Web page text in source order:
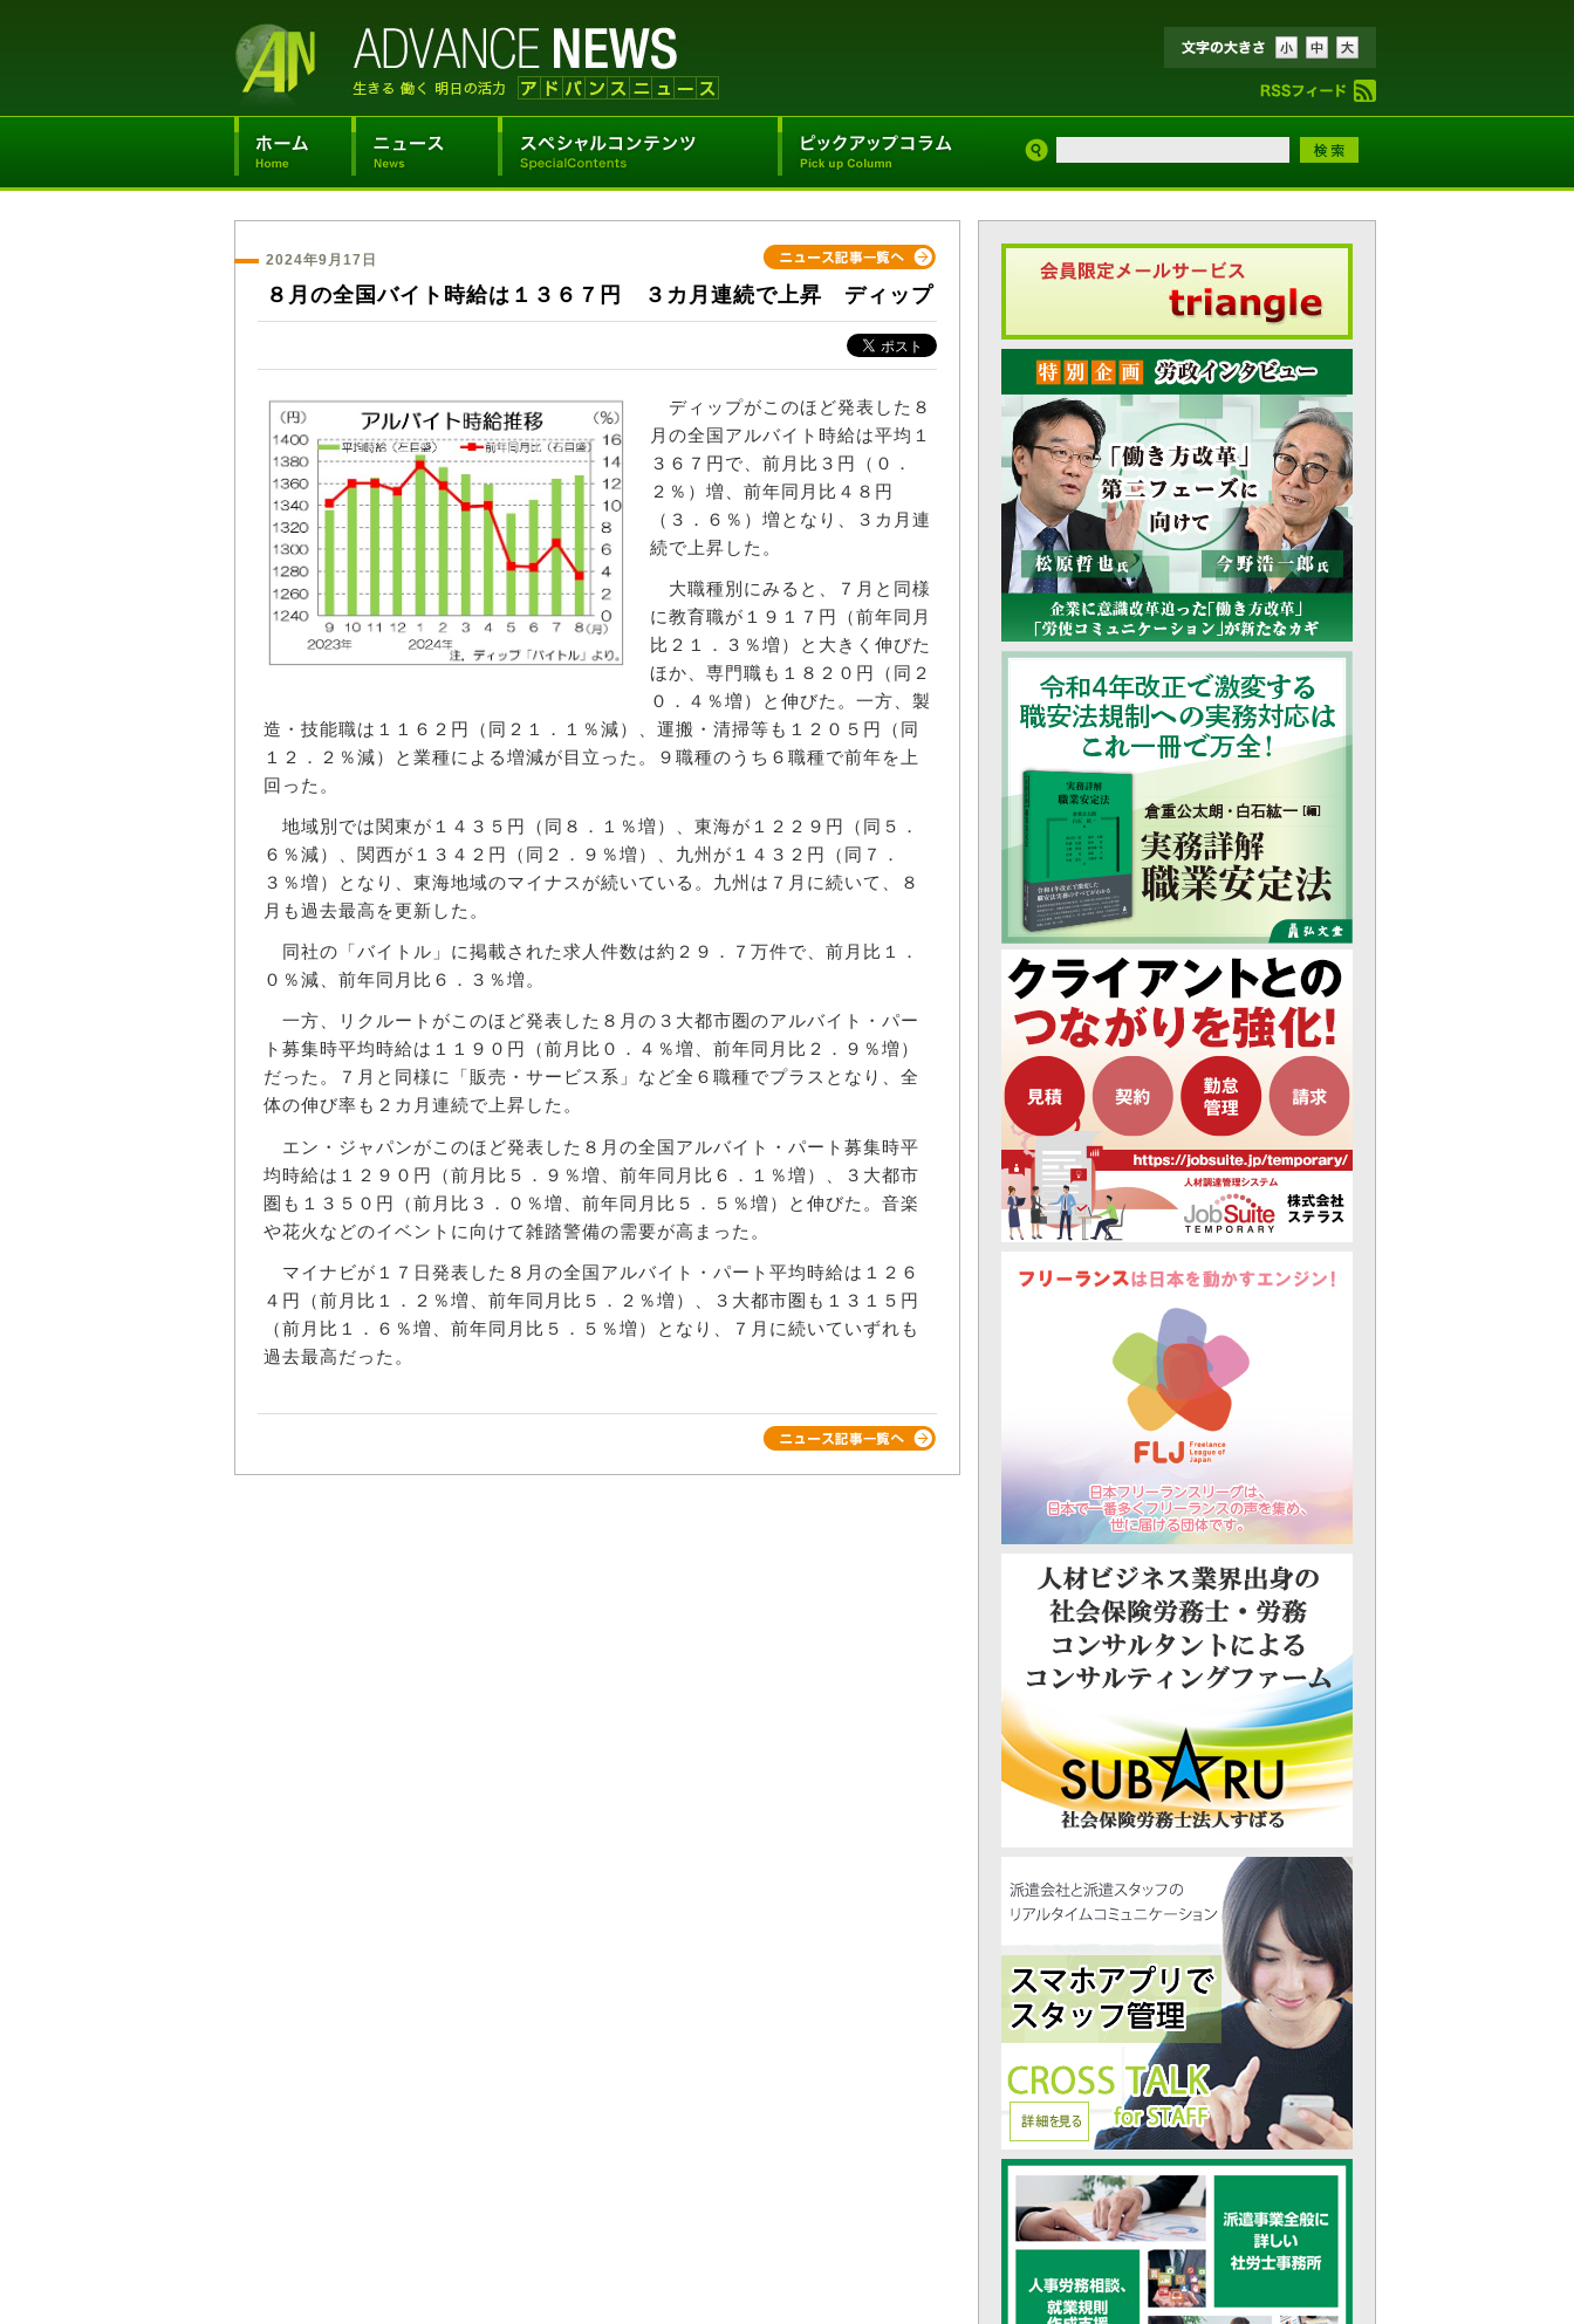
2024年9月17日
８月の全国バイト時給は１３６７円 ３カ月連続で上昇 ディップ
ディップがこのほど発表した８
月の全国アルバイト時給は平均１
３６７円で、前月比３円（０．
２％）増、前年同月比４８円
（３．６％）増となり、３カ月連
続で上昇した。
大職種別にみると、７月と同様
に教育職が１９１７円（前年同月
比２１．３％増）と大きく伸びた
ほか、専門職も１８２０円（同２
０．４％増）と伸びた。一方、製
造・技能職は１１６２円（同２１．１％減）、運搬・清掃等も１２０５円（同
１２．２％減）と業種による増減が目立った。９職種のうち６職種で前年を上
回った。
地域別では関東が１４３５円（同８．１％増）、東海が１２２９円（同５．
６％減）、関西が１３４２円（同２．９％増）、九州が１４３２円（同７．
３％増）となり、東海地域のマイナスが続いている。九州は７月に続いて、８
月も過去最高を更新した。
同社の「バイトル」に掲載された求人件数は約２９．７万件で、前月比１．
０％減、前年同月比６．３％増。
一方、リクルートがこのほど発表した８月の３大都市圏のアルバイト・パー
ト募集時平均時給は１１９０円（前月比０．４％増、前年同月比２．９％増）
だった。７月と同様に「販売・サービス系」など全６職種でプラスとなり、全
体の伸び率も２カ月連続で上昇した。
エン・ジャパンがこのほど発表した８月の全国アルバイト・パート募集時平
均時給は１２９０円（前月比５．９％増、前年同月比６．１％増）、３大都市
圏も１３５０円（前月比３．０％増、前年同月比５．５％増）と伸びた。音楽
や花火などのイベントに向けて雑踏警備の需要が高まった。
マイナビが１７日発表した８月の全国アルバイト・パート平均時給は１２６
４円（前月比１．２％増、前年同月比５．２％増）、３大都市圏も１３１５円
（前月比１．６％増、前年同月比５．５％増）となり、７月に続いていずれも
過去最高だった。